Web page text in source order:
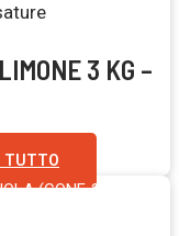
3 KG –
TUTTO